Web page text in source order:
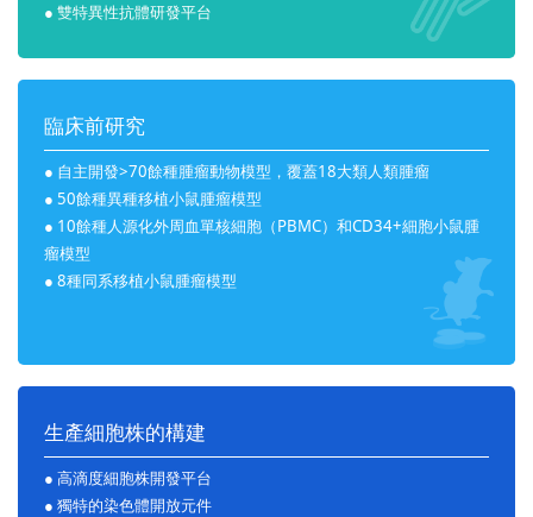
● 雙特異性抗體研發平台
臨床前研究
● 自主開發>70餘種腫瘤動物模型，覆蓋18大類人類腫瘤
● 50餘種異種移植小鼠腫瘤模型
● 10餘種人源化外周血單核細胞（PBMC）和CD34+細胞小鼠腫
瘤模型
● 8種同系移植小鼠腫瘤模型
生產細胞株的構建
● 高滴度細胞株開發平台
● 獨特的染色體開放元件